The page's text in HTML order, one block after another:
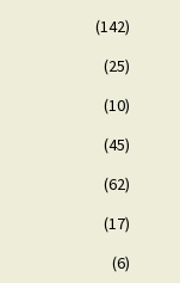
(142)
(25)
(10)
(45)
(62)
(17)
(6)